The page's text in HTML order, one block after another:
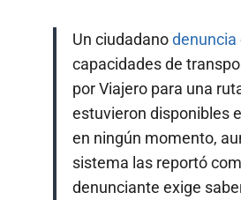
Un ciudadanodenuncia
capacidades de
por Viajero para una
estuvieron disponibles
en ningún momento,
sistema las reportó
denunciante exige